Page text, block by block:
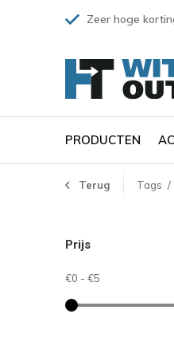
PRODUCTEN
Zeer hoge
Terug Tags
Prijs
€0 - €5